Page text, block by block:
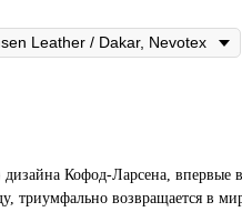
дизайна Кофод-Ларсена, впервые
триумфально возвращается в